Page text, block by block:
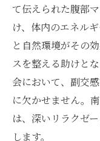
ピスト
港区南青
師の技術
マンタ
身の癒し
南青山で
て伝えられた腹部
け、体内のエネル
と自然環境がその
スを整える助けと
会において、副交
に欠かせません。
は、深いリラクゼ
します。